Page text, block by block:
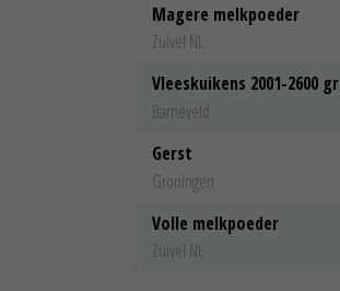
Magere melkpoeder
Zuivel NL
Vleeskuikens 2001-2600 gr
Barneveld
Gerst
Groningen
Volle melkpoeder
Zuivel NL